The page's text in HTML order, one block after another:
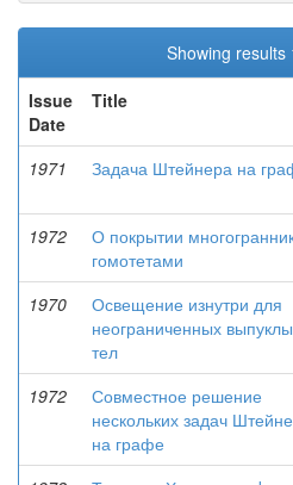
Showing results
Issue
Date
Title
1971 Задача Штейнера на
1972
О покрытии
гомотетами
1970
Освещение изнутри для
неограниченных
тел
1972
Совместное решение
нескольких задач
на графе